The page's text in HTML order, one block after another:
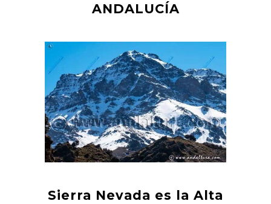
ANDALUCÍA
Sierra Nevada es la Alta